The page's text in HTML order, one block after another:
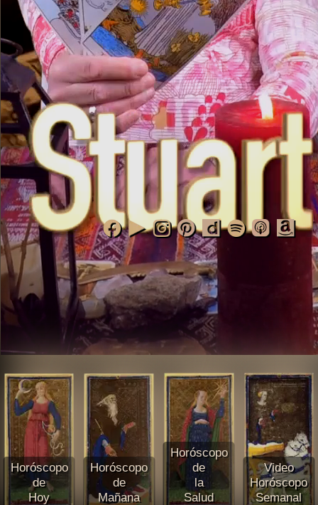
Horóscopo
de
Hoy
Horóscopo
de
Mañana
Horóscopo
de
la
Salud
Video
Horóscopo
Semanal